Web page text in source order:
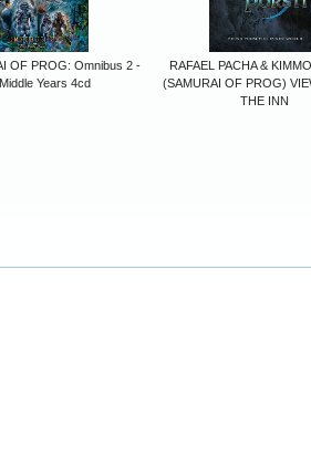
OF PROG: Omnibus 2 -
Years 4cd
RAFAEL PACHA &
(SAMURAI OF PROG)
THE INN